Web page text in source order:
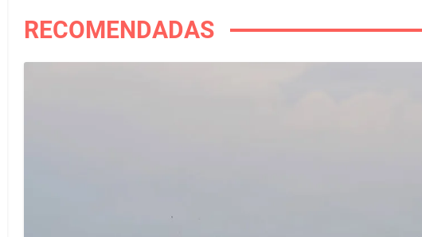
RECOMENDADAS